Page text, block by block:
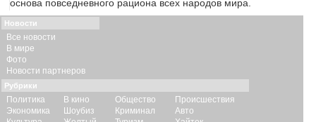
основа повседневного рациона всех народов мира.
Новости
Все новости
В мире
Фото
Новости партнеров
Рубрики
Политика
Экономика
В кино
Шоубиз
Общество
Криминал
Происшествия
Авто